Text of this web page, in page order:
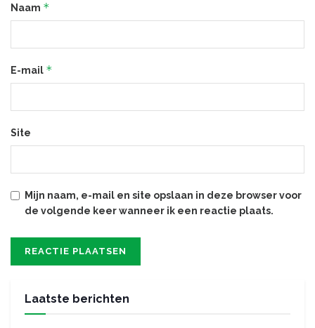
Naam *
E-mail *
Site
Mijn naam, e-mail en site opslaan in deze browser voor
de volgende keer wanneer ik een reactie plaats.
Laatste berichten